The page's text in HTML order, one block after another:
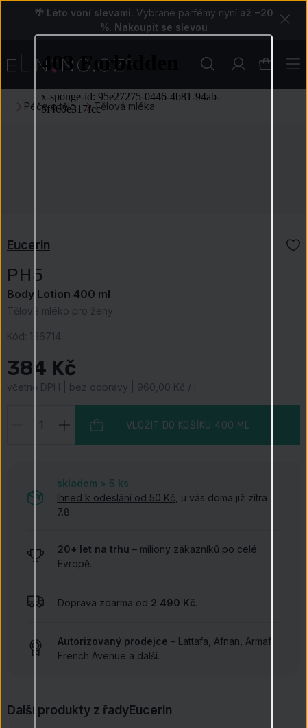
🌴 Léto voní slevami. Vybrané parfémy nyní až −20
%. Nakoupit se slevou
Péče o tělo Tělová mléka
Eucerin
PH5
Body Lotion 400 ml
Tělové mléko pro ženy
Kód: 166714
384 Kč
včetně DPH | bez dopravy | 960,00 Kč / l
VLOŽIT DO KOŠÍKU 400 ML
skladem > 5 ks
Ihned k odeslání od 50 Kč , u vás doma již zítra
7.8..
20+ let na trhu – miliony zákazníků po celé
Evropě.
Doprava zdarma od 2 490 Kč.
Autorizovaný prodejce – Lattafa, Afnan, Armaf,
French Avenue a další.
Další produkty z řadyEucerin